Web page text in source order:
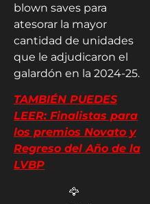
blown saves para
atesorar la mayor
cantidad de unidades
que le adjudicaron el
galardón en la 2024-25.
TAMBIÉN PUEDES
LEER: Finalistas para
los premios Novato y
Regreso del Año de la
LVBP
🦅